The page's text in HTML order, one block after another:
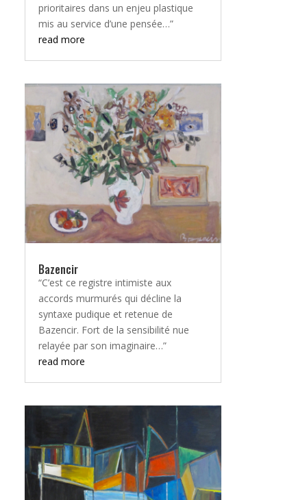
prioritaires dans un enjeu plastique
mis au service d’une pensée…”
read more
Bazencir
“C’est ce registre intimiste aux
accords murmurés qui décline la
syntaxe pudique et retenue de
Bazencir. Fort de la sensibilité nue
relayée par son imaginaire…”
read more